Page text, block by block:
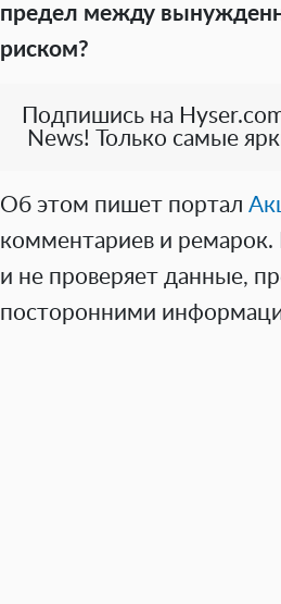
предел между
риском?
Подпишись на
News! Только самые
Об этом пишет портал
комментариев и ремарок.
и не проверяет данные,
посторонними